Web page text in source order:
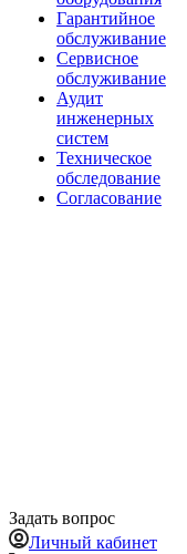
Гарантийное
обслуживание
Сервисное
обслуживание
Аудит
инженерных
систем
Техническое
обследование
Согласование
Задать вопрос
Личный кабинет